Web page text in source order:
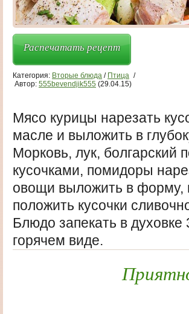
Распечатать рецепт
Категория: Вторые блюда / Птица /
Автор: 555bevendjik555 (29.04.15)
Мясо курицы нарезать
масле и выложить в
Морковь, лук, болгарский
кусочками, помидоры
овощи выложить в форму,
положить кусочки
Блюдо запекать в
горячем виде.